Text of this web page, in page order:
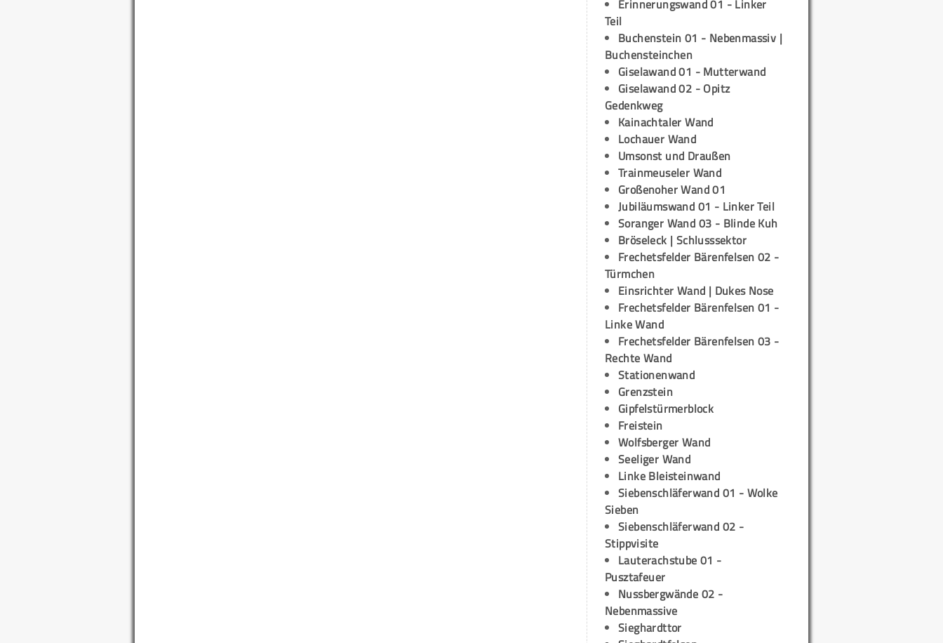
Erinnerungswand 01 - Linker
Teil
Buchenstein 01 - Nebenmassiv |
Buchensteinchen
Giselawand 01 - Mutterwand
Giselawand 02 - Opitz
Gedenkweg
Kainachtaler Wand
Lochauer Wand
Umsonst und Draußen
Trainmeuseler Wand
Großenoher Wand 01
Jubiläumswand 01 - Linker Teil
Soranger Wand 03 - Blinde Kuh
Bröseleck | Schlusssektor
Frechetsfelder Bärenfelsen 02 -
Türmchen
Einsrichter Wand | Dukes Nose
Frechetsfelder Bärenfelsen 01 -
Linke Wand
Frechetsfelder Bärenfelsen 03 -
Rechte Wand
Stationenwand
Grenzstein
Gipfelstürmerblock
Freistein
Wolfsberger Wand
Seeliger Wand
Linke Bleisteinwand
Siebenschläferwand 01 - Wolke
Sieben
Siebenschläferwand 02 -
Stippvisite
Lauterachstube 01 -
Pusztafeuer
Nussbergwände 02 -
Nebenmassive
Sieghardttor